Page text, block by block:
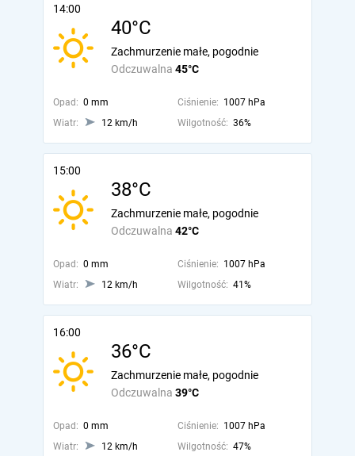
14:00
40°C
Odczuwalna 45°C
Zachmurzenie małe, pogodnie
Opad: 0 mm Ciśnienie: 1007 hPa
Wiatr:
12 km/h Wilgotność: 36%
15:00
38°C
Odczuwalna 42°C
Zachmurzenie małe, pogodnie
Opad: 0 mm Ciśnienie: 1007 hPa
Wiatr:
12 km/h Wilgotność: 41%
16:00
36°C
Odczuwalna 39°C
Zachmurzenie małe, pogodnie
Opad: 0 mm Ciśnienie: 1007 hPa
Wiatr:
12 km/h Wilgotność: 47%